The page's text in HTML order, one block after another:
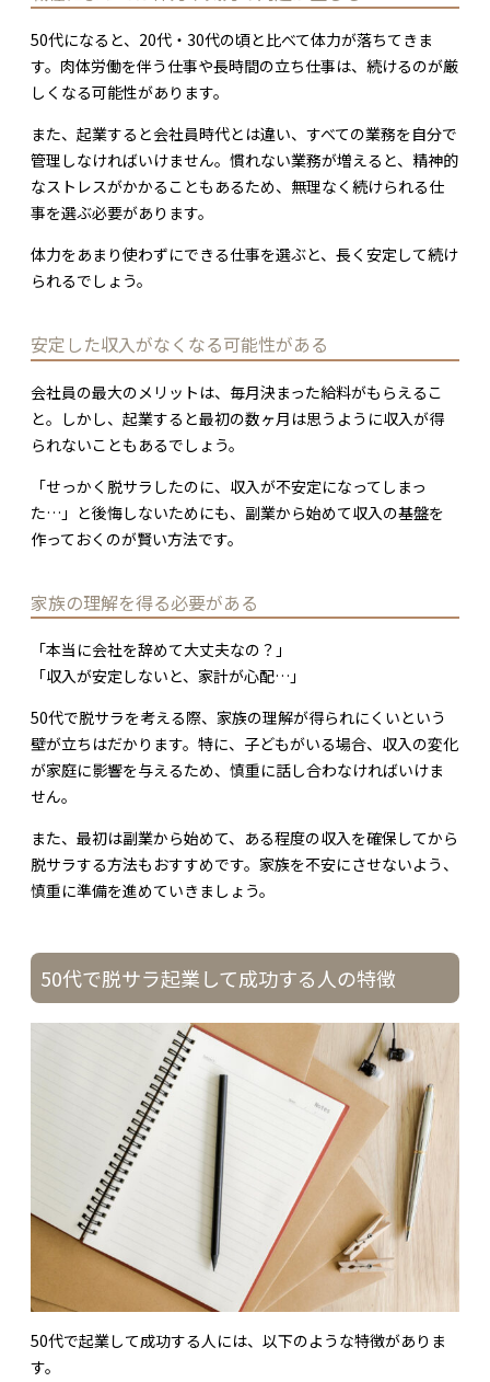
50代になると、20代・30代の頃と比べて体力が落ちてきま
す。肉体労働を伴う仕事や長時間の立ち仕事は、続けるのが厳
しくなる可能性があります。
また、起業すると会社員時代とは違い、すべての業務を自分で
管理しなければいけません。慣れない業務が増えると、精神的
なストレスがかかることもあるため、無理なく続けられる仕
事を選ぶ必要があります。
体力をあまり使わずにできる仕事を選ぶと、長く安定して続け
られるでしょう。
安定した収入がなくなる可能性がある
会社員の最大のメリットは、毎月決まった給料がもらえるこ
と。しかし、起業すると最初の数ヶ月は思うように収入が得
られないこともあるでしょう。
「せっかく脱サラしたのに、収入が不安定になってしまっ
た…」と後悔しないためにも、副業から始めて収入の基盤を
作っておくのが賢い方法です。
家族の理解を得る必要がある
「本当に会社を辞めて大丈夫なの？」
「収入が安定しないと、家計が心配…」
50代で脱サラを考える際、家族の理解が得られにくいという
壁が立ちはだかります。特に、子どもがいる場合、収入の変化
が家庭に影響を与えるため、慎重に話し合わなければいけま
せん。
また、最初は副業から始めて、ある程度の収入を確保してから
脱サラする方法もおすすめです。家族を不安にさせないよう、
慎重に準備を進めていきましょう。
50代で脱サラ起業して成功する人の特徴
50代で起業して成功する人には、以下のような特徴がありま
す。